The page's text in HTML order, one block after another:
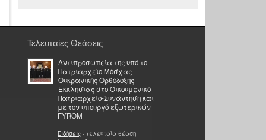
Τελευταίες Θεάσεις
Αντιπροσωπεία της υπό το
Πατριαρχείο Μόσχας
Ουκρανικής Ορθόδοξης
Εκκλησίας στο Οικουμενικό
Πατριαρχείο-Συνάντηση και
με τον υπουργό εξωτερικών
FYROM
Ειδήσεις - τελευταία θέαση